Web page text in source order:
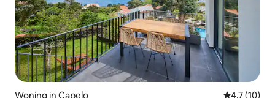
Woning in Capelo
4,7 (10)